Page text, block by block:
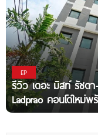
EP
รีวิว เดอะ มิสท์ รัชด
Ladprao คอนโดใหม่พ